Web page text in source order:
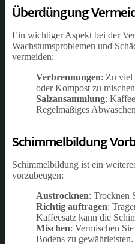
Überdüngung
Ein wichtiger Aspekt bei der
Wachstumsproblemen und
vermeiden:
Verbrennungen: Zu viel
oder Kompost zu
Salzansammlung:
Regelmäßiges
Schimmelbildung
Schimmelbildung ist ein
vorzubeugen:
Austrocknen: Trocknen
Richtig auftragen:
Kaffeesatz kann die
Mischen: Vermischen
Bodens zu gewährleisten.